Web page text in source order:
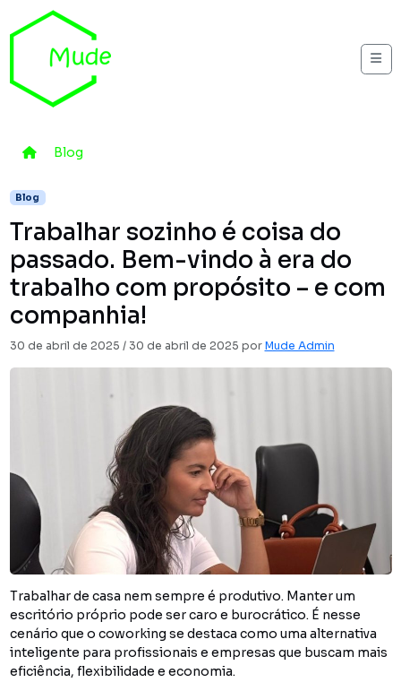
Skip to content
Home
Blog
Blog
Trabalhar sozinho é coisa do
passado. Bem-vindo à era do
trabalho com propósito – e com
companhia!
30 de abril de 2025 / 30 de abril de 2025 porMude Admin
Trabalhar de casa nem sempre é produtivo. Manter um
escritório próprio pode ser caro e burocrático. É nesse
cenário que o coworking se destaca como uma alternativa
inteligente para profissionais e empresas que buscam mais
eficiência, flexibilidade e economia.